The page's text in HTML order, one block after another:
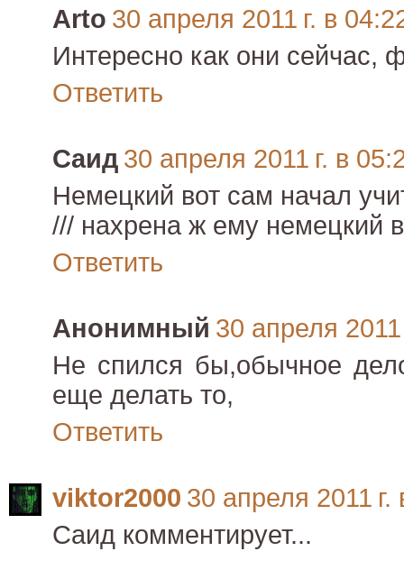
Arto 30 апреля 2011 г. в
Интересно как они сейчас,
Ответить
Саид 30 апреля 2011 г. в
Немецкий вот сам начал
/// нахрена ж ему немецкий
Ответить
Анонимный 30 апреля 2011
Не спился бы,обычное
еще делать то,
Ответить
viktor2000 30 апреля 2011 г.
Саид комментирует...